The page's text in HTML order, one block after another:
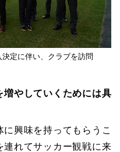
定に伴い、クラブを訪問
やしていくためには具
興味を持ってもらうこ
連れてサッカー観戦に来